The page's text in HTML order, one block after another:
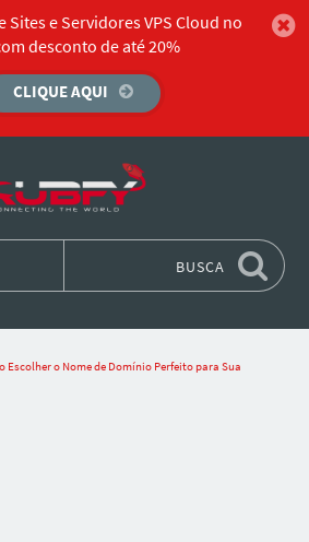
Sites e Servidores VPS Cloud no
desconto de até 20%
CLIQUE AQUI
BUSCA
Escolher o Nome de Domínio Perfeito para Sua